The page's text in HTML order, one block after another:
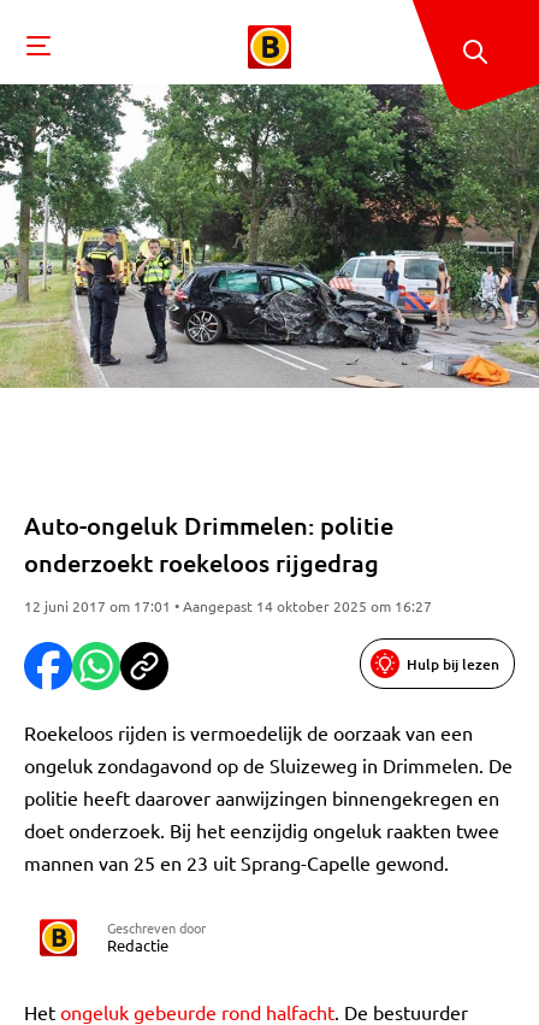
Auto-ongeluk Drimmelen: politie
onderzoekt roekeloos rijgedrag
12 juni 2017 om 17:01 • Aangepast 14 oktober 2025 om 16:27
Hulp bij lezen
Roekeloos rijden is vermoedelijk de oorzaak van een
ongeluk zondagavond op de Sluizeweg in Drimmelen. De
politie heeft daarover aanwijzingen binnengekregen en
doet onderzoek. Bij het eenzijdig ongeluk raakten twee
mannen van 25 en 23 uit Sprang-Capelle gewond.
Geschreven door
Redactie
Het ongeluk gebeurde rond halfacht. De bestuurder